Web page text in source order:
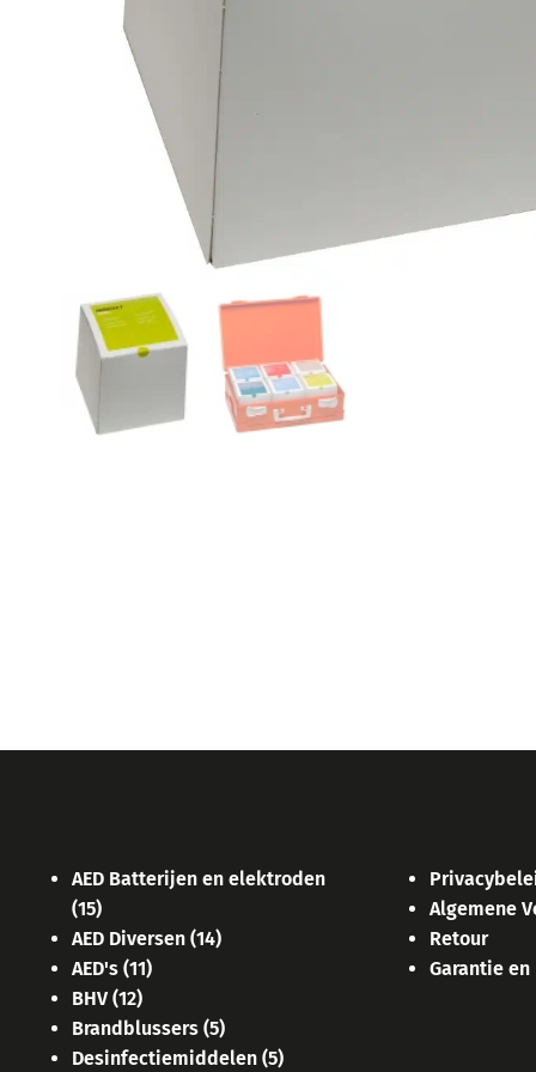
AED Batterijen en elektroden
(15)
AED Diversen (14)
AED's (11)
BHV (12)
Brandblussers (5)
Desinfectiemiddelen (5)
Algemene
Retour
Garantie